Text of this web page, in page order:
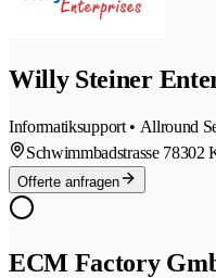
Willy Steiner
Informatiksupport • Allround
Schwimmbadstrasse 78302
Offerte anfragen
ECM Factory